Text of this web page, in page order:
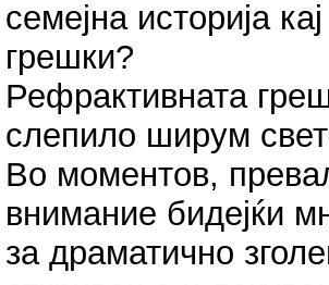
семејна историја
грешки?
Рефрактивната
слепило ширум
Во моментов,
внимание бидејќи
за драматично